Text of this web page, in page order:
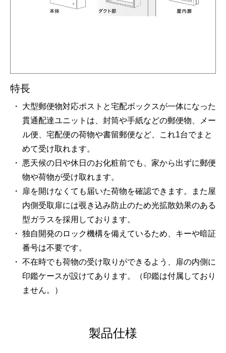
特長
大型郵便物対応ポストと宅配ボックスが一体になった
貫通配達ユニットは、封筒や手紙などの郵便物、メー
ル便、宅配便の荷物や書留郵便など、これ1台でまと
めて受け取れます。
悪天候の日や休日のお化粧前でも、家から出ずに郵便
物や荷物が受け取れます。
扉を開けなくても届いた荷物を確認できます。また屋
内側受取扉には覗き込み防止のため光拡散効果のある
型ガラスを採用しております。
独自開発のロック機構を備えているため、キーや暗証
番号は不要です。
不在時でも荷物の受け取りができるよう、扉の内側に
印鑑ケースが設けてあります。（印鑑は付属しており
ません。）
製品仕様